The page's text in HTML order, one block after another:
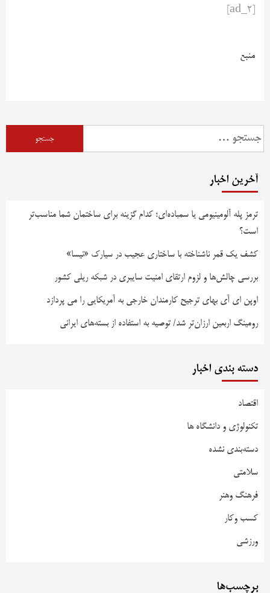
منبع
آخرین اخبار
ترمز پله آلومینیومی یا سمباده‌ای؛ کدام گزینه برای ساختمان شما مناسب‌تر
است؟
کشف یک قمر ناشناخته با ساختاری عجیب در سیارک «نیسا»
بررسی چالش‌ها و لزوم ارتقای امنیت سایبری در شبکه ریلی کشور
اوپن ای آی بهای ترجیح کارمندان خارجی به آمریکایی را می پردازد
رومینگ اربعین ارزان‌تر شد/ توصیه به استفاده از بسته‌های ایرانی
دسته بندی اخبار
اقتصاد
تکنولوژی و دانشگاه ها
دسته‌بندی نشده
سلامتی
فرهنگ وهنر
کسب وکار
ورزشی
برچسب‌ها